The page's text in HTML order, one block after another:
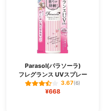
Parasol(パラソーラ)
フレグランス UVスプレー
3.67(6)
¥668